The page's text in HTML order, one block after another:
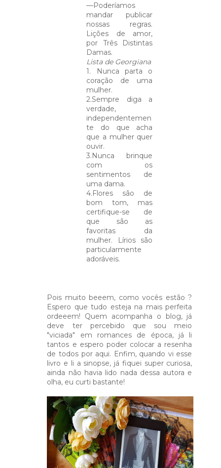
—Poderíamos
mandar publicar
nossas regras.
Lições de amor,
por Três Distintas
Damas.
Lista de Georgiana
1. Nunca parta o
coração de uma
mulher.
2.Sempre diga a
verdade,
independentemen
te do que acha
que a mulher quer
ouvir.
3.Nunca brinque
com os
sentimentos de
uma dama.
4.Flores são de
bom tom, mas
certifique-se de
que são as
favoritas da
mulher. Lírios são
particularmente
adoráveis.
Pois muito beeem, como vocês estão ?
Espero que tudo esteja na mais perfeita
ordeeem! Quem acompanha o blog, já
deve ter percebido que sou meio
"viciada" em romances de época, já li
tantos e espero poder colocar a resenha
de todos por aqui. Enfim, quando vi esse
livro e li a sinopse, já fiquei super curiosa,
ainda não havia lido nada dessa autora e
olha, eu curti bastante!